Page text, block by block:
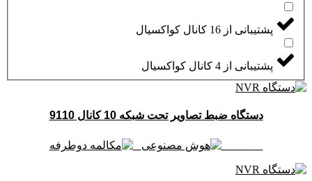
پشتیبانی از 16 کانال کواکسیال
پشتیبانی از 4 کانال کواکسیال
دستگاه ضبط تصاویر تحت شبکه 10 کانال 9110